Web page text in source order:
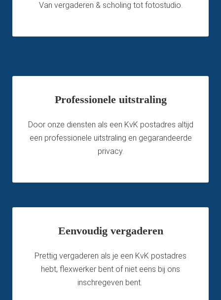
Van vergaderen & scholing tot fotostudio.
Professionele uitstraling
Door onze diensten als een KvK postadres altijd
een professionele uitstraling en gegarandeerde
privacy.
Eenvoudig vergaderen
Prettig vergaderen als je een KvK postadres
hebt, flexwerker bent of niet eens bij ons
inschregeven bent.